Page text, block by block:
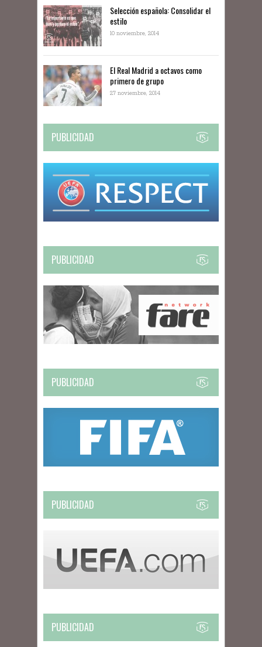
Selección española: Consolidar el
estilo
10 noviembre, 2014
El Real Madrid a octavos como
primero de grupo
27 noviembre, 2014
PUBLICIDAD
PUBLICIDAD
PUBLICIDAD
PUBLICIDAD
PUBLICIDAD